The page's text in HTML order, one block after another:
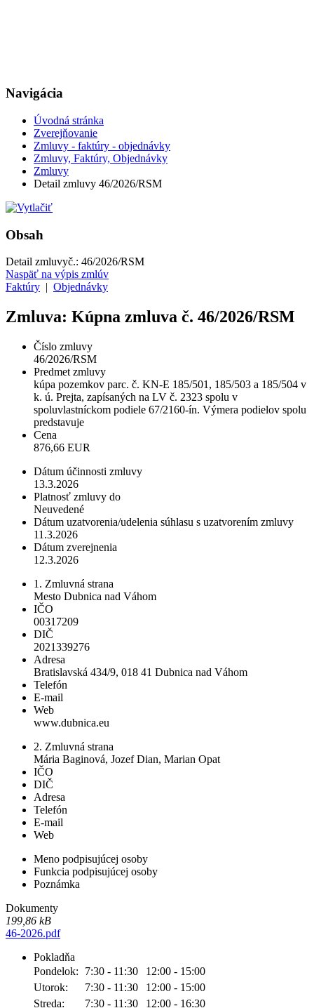
Navigácia
Úvodná stránka
Zverejňovanie
Zmluvy - faktúry - objednávky
Zmluvy, Faktúry, Objednávky
Zmluvy
Detail zmluvy 46/2026/RSM
Obsah
Detail zmluvyč.: 46/2026/RSM
Naspäť na výpis zmlúv
Faktúry | Objednávky
Zmluva: Kúpna zmluva č. 46/2026/RSM
Číslo zmluvy
46/2026/RSM
Predmet zmluvy
kúpa pozemkov parc. č. KN-E 185/501, 185/503 a 185/504 v
k. ú. Prejta, zapísaných na LV č. 2323 spolu v
spoluvlastníckom podiele 67/2160-ín. Výmera podielov spolu
predstavuje
Cena
876,66 EUR
Dátum účinnosti zmluvy
13.3.2026
Platnosť zmluvy do
Neuvedené
Dátum uzatvorenia/udelenia súhlasu s uzatvorením zmluvy
11.3.2026
Dátum zverejnenia
12.3.2026
1. Zmluvná strana
Mesto Dubnica nad Váhom
IČO
00317209
DIČ
2021339276
Adresa
Bratislavská 434/9, 018 41 Dubnica nad Váhom
Telefón
E-mail
Web
www.dubnica.eu
2. Zmluvná strana
Mária Baginová, Jozef Dian, Marian Opat
IČO
DIČ
Adresa
Telefón
E-mail
Web
Meno podpisujúcej osoby
Funkcia podpisujúcej osoby
Poznámka
Dokumenty
199,86 kB
46-2026.pdf
Pokladňa
Pondelok:
7:30 - 11:30
12:00 - 15:00
Utorok:
7:30 - 11:30
12:00 - 15:00
Streda:
7:30 - 11:30 12:00 - 16:30